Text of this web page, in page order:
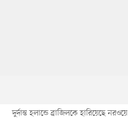
দুর্দান্ত হলান্ডে ব্রাজিলকে হারিয়েছে নরওয়ে